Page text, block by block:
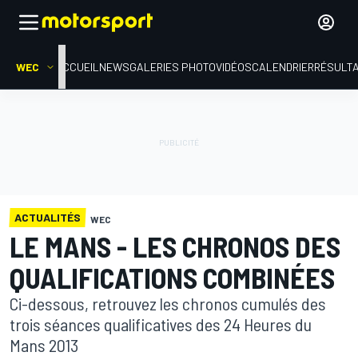
WEC ACCUEIL NEWSGALERIES PHOTOVIDÉOSCALENDRIER
ACTUALITÉS WEC
LE MANS - LES CHRONOS DES
QUALIFICATIONS COMBINÉES
Ci-dessous, retrouvez les chronos cumulés des
trois séances qualificatives des 24 Heures du
Mans 2013